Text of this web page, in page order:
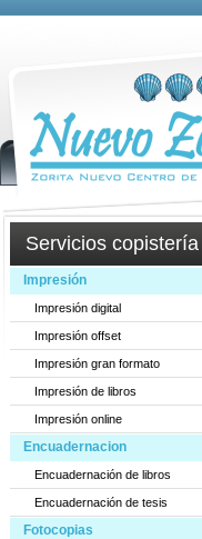
Servicios copistería
Impresión
Impresión digital
Impresión offset
Impresión gran formato
Impresión de libros
Impresión online
Encuadernacion
Encuadernación de libros
Encuadernación de tesis
Fotocopias